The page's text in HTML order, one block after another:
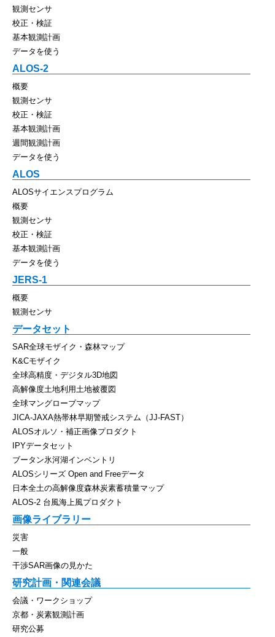
観測センサ
校正・検証
基本観測計画
データを使う
ALOS-2
概要
観測センサ
校正・検証
基本観測計画
週間観測計画
データを使う
ALOS
ALOSサイエンスプログラム
概要
観測センサ
校正・検証
基本観測計画
データを使う
JERS-1
概要
観測センサ
データセット
SAR全球モザイク・森林マップ
K&Cモザイク
全球高精度・デジタル3D地図
高解像度土地利用土地被覆図
全球マングローブマップ
JICA-JAXA熱帯林早期警戒システム（JJ-FAST）
ALOSオルソ・補正画像プロダクト
IPYデータセット
ブータン氷河湖インベントリ
ALOSシリーズ Open and Freeデータ
日本全土の高解像度森林炭素蓄積量マップ
ALOS-2 台風海上風プロダクト
画像ライブラリー
災害
一般
干渉SAR画像の見かた
研究計画・関連会議
会議・ワークショップ
京都・炭素観測計画
研究公募